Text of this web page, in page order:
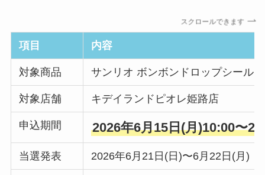
スクロールできます
項目 内容
対象商品 サンリオ ボンボンドロップシール
対象店舗 キデイランドピオレ姫路店
申込期間 2026年6月15日(月)10:00〜
当選発表 2026年6月21日(日)〜6月22日(月)